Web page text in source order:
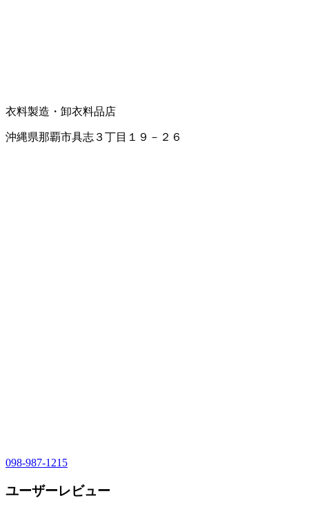
衣料製造・卸衣料品店
沖縄県那覇市具志３丁目１９－２６
098-987-1215
ユーザーレビュー